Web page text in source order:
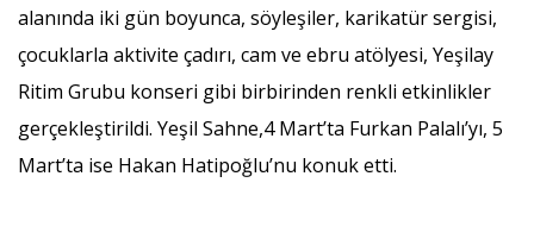
alanında iki gün boyunca, söyleşiler, karikatür sergisi,
çocuklarla aktivite çadırı, cam ve ebru atölyesi, Yeşilay
Ritim Grubu konseri gibi birbirinden renkli etkinlikler
gerçekleştirildi. Yeşil Sahne,4 Mart’ta Furkan Palalı’yı, 5
Mart’ta ise Hakan Hatipoğlu’nu konuk etti.